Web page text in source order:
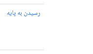
رسیدن به پایه